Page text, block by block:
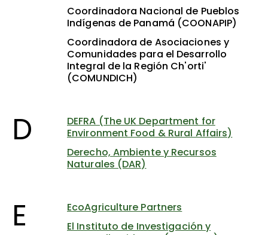
Coordinadora Nacional de Pueblos
Indígenas de Panamá (COONAPIP)
Coordinadora de Asociaciones y
Comunidades para el Desarrollo
Integral de la Región Ch'orti'
(COMUNDICH)
D
DEFRA (The UK Department for
Environment Food & Rural Affairs)
Derecho, Ambiente y Recursos
Naturales (DAR)
E
EcoAgriculture Partners
El Instituto de Investigación y